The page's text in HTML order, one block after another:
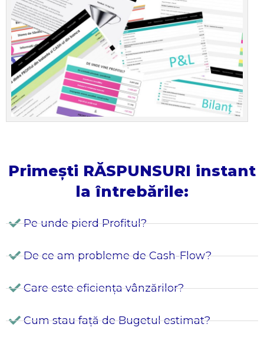
Primești RĂSPUNSURI instant
la întrebările:
Pe unde pierd Profitul?
De ce am probleme de Cash-Flow?
Care este eficiența vânzărilor?
Cum stau față de Bugetul estimat?